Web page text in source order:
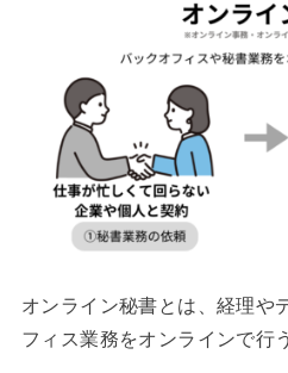
オンライン秘書とは、経理や
フィス業務をオンラインで行